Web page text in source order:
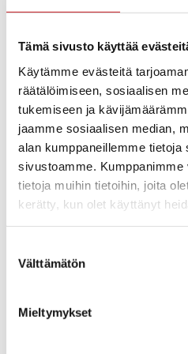
Tämä sivusto käyttää
Käytämme evästeitä
räätälöimiseen, sosiaalisen
tukemiseen ja
jaamme sosiaalisen median,
alan kumppaneillemme tietoja
sivustoamme. Kumppanimme
tietoja muihin tietoihin, joita
kerätty, kun olet käyttänyt
valinta
Välttämätön
Mieltymykset
YRITYKSET
13.8.2025 — 16:07
Toholahden
Syy: asfaltin takuukorjaukset ovat
26.2.2020 — 09:55
Pitchauskoulutusta